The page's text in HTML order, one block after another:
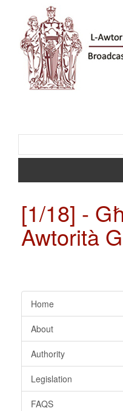
[1/18] -
Awtorità
Home
About
Authority
Legislation
FAQS